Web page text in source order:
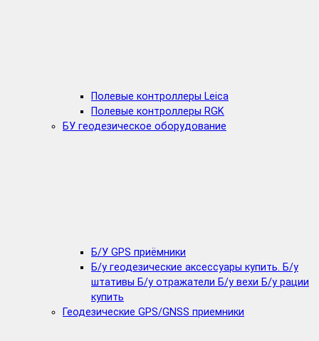
Полевые контроллеры Leica
Полевые контроллеры RGK
БУ геодезическое оборудование
Б/У GPS приёмники
Б/у геодезические аксессуары купить. Б/у
штативы Б/у отражатели Б/у вехи Б/у рации
купить
Геодезические GPS/GNSS приемники